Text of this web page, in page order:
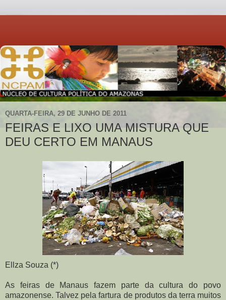
QUARTA-FEIRA, 29 DE JUNHO DE 2011
FEIRAS E LIXO UMA MISTURA QUE
DEU CERTO EM MANAUS
Ellza Souza (*)
As feiras de Manaus fazem parte da cultura do povo
amazonense. Talvez pela fartura de produtos da terra muitos